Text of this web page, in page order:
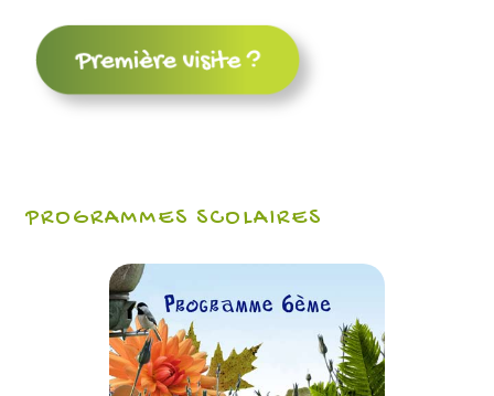
PROGRAMMES SCOLAIRES